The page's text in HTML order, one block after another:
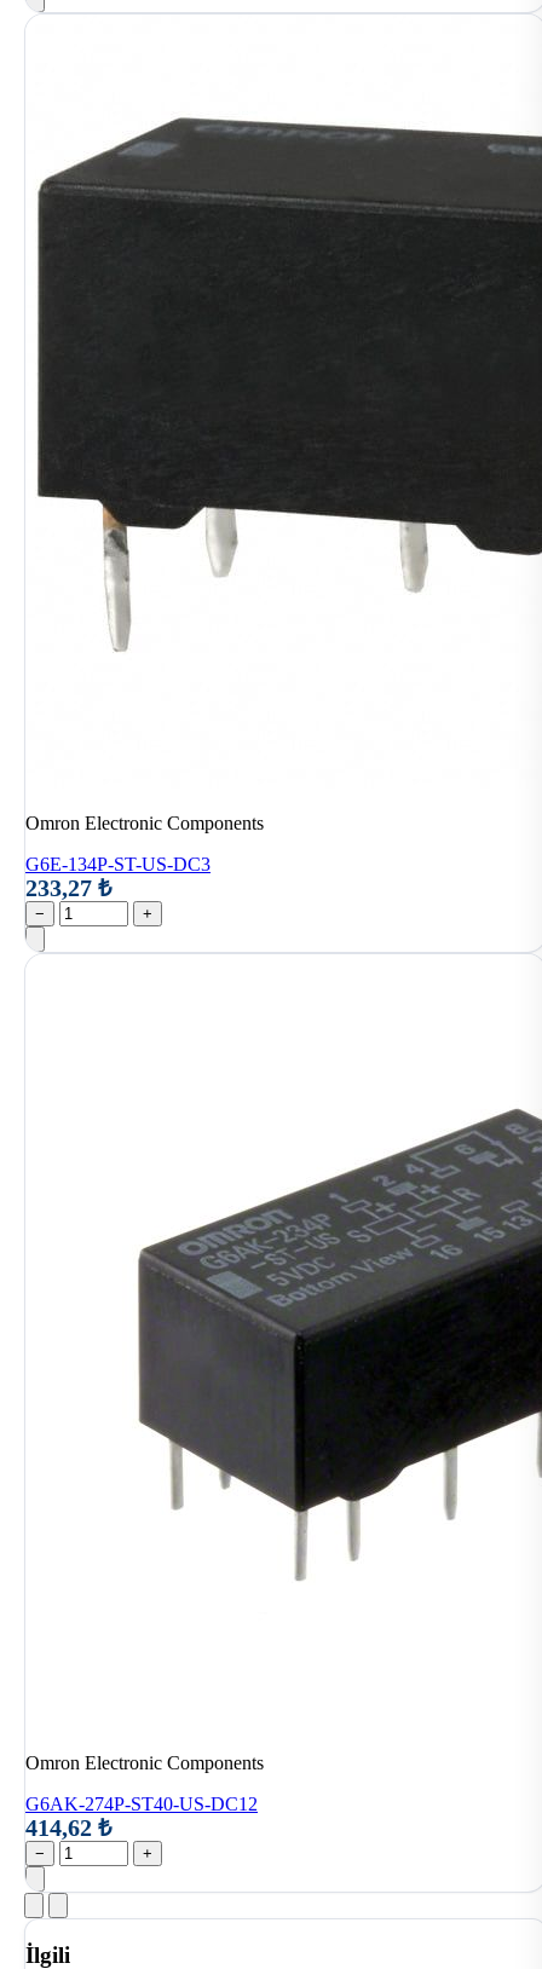
Omron Electronic Components
G6E-134P-ST-US-DC3
233,27 ₺
− +
Omron Electronic Components
G6AK-274P-ST40-US-DC12
414,62 ₺
− +
İlgili